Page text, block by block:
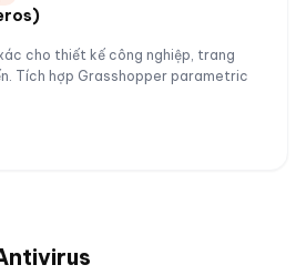
xác cho thiết kế công nghiệp, trang
Tích hợp Grasshopper parametric